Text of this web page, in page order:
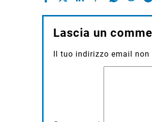
Lascia un
Il tuo indirizzo email non